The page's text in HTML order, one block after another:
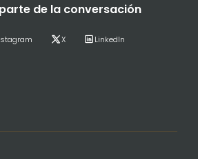
de la conversación
X LinkedIn